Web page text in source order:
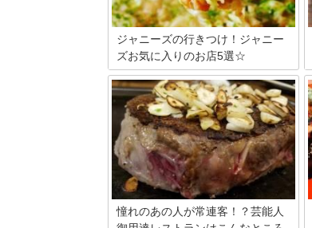
ジャニーズの行きつけ！ジャニー
ズお気に入りのお店5選☆
今をときめくアイドルたちが通う、お気
に入りのお店って気になりませんか？も
ちろん味も美味しい名店ぞろい。今回は
ジャニーズメンバーの通う行きつけ店を
厳選して5店紹介します。運が良ければ
好きなアイドルに会えるかも！？
憧れのあの人が常連客！？芸能人